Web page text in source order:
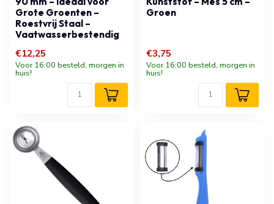
Grote Groenten –
Roestvrij Staal –
Vaatwasserbestendig
€12,25
Voor 16:00 besteld, morgen in
huis!
Groen
€3,75
Voor 16:00 besteld, morgen in
huis!